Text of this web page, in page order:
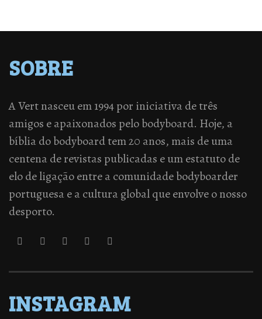
SOBRE
A Vert nasceu em 1994 por iniciativa de três
amigos e apaixonados pelo bodyboard. Hoje, a
bíblia do bodyboard tem 20 anos, mais de uma
centena de revistas publicadas e um estatuto de
elo de ligação entre a comunidade bodyboarder
portuguesa e a cultura global que envolve o nosso
desporto.
INSTAGRAM